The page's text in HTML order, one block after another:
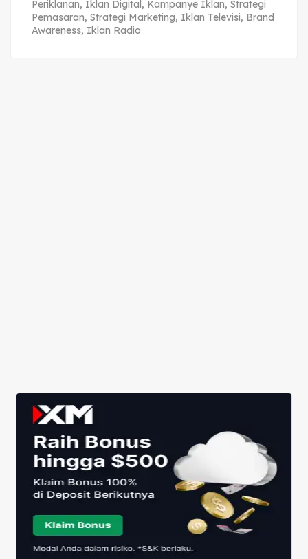
Periklanan, Iklan Digital, Kampanye Iklan, Strategi
Pemasaran, Strategi Marketing, Iklan Televisi, Brand
Awareness, Iklan Radio